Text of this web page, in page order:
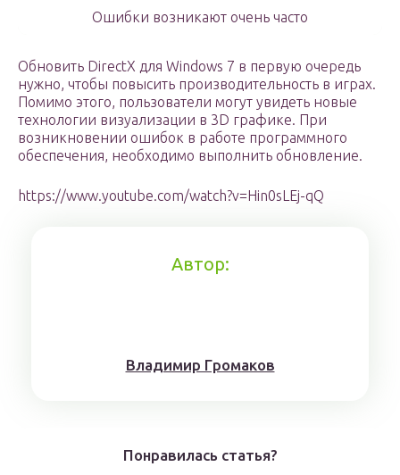
Ошибки возникают очень часто
Обновить DirectX для Windows 7 в первую очередь
нужно, чтобы повысить производительность в играх.
Помимо этого, пользователи могут увидеть новые
технологии визуализации в 3D графике. При
возникновении ошибок в работе программного
обеспечения, необходимо выполнить обновление.
https://www.youtube.com/watch?v=Hin0sLEj-qQ
Автор:
Влaдимиp Гpoмaкoв
Понравилась статья?